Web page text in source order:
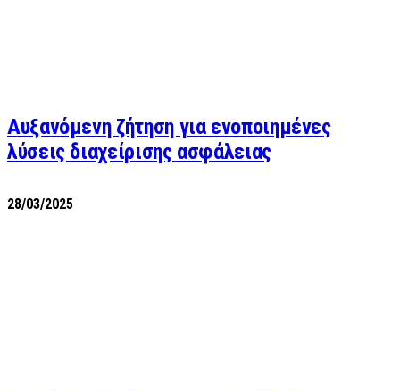
Αυξανόμενη ζήτηση για ενοποιημένες
λύσεις διαχείρισης ασφάλειας
28/03/2025